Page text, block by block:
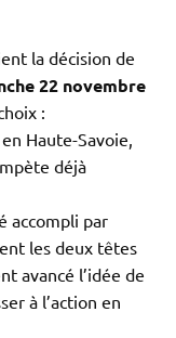
la décision de
22 novembre
:
Haute-Savoie,
déjà
accompli par
les deux têtes
avancé l’idée de
à l’action en